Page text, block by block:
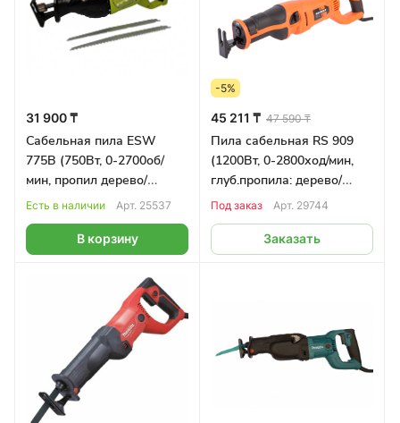
31 900 ₸
Сабельная пила ESW
775B (750Вт, 0-2700об/
мин, пропил дерево/
металл 115/8мм) IVT
Есть в наличии Арт. 25537
В корзину
-5%
45 211 ₸ 47 590 ₸
Пила сабельная RS 909
(1200Вт, 0-2800ход/мин,
глуб.пропила: дерево/
металл 210/20мм) PATRIOT
Под заказ Арт. 29744
Заказать